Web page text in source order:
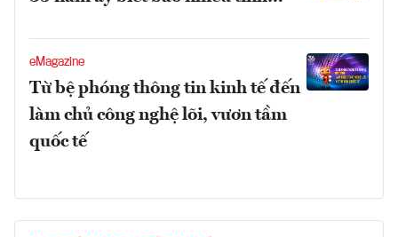
eMagazine
Từ bệ phóng thông tin kinh tế đến
làm chủ công nghệ lõi, vươn tầm
quốc tế